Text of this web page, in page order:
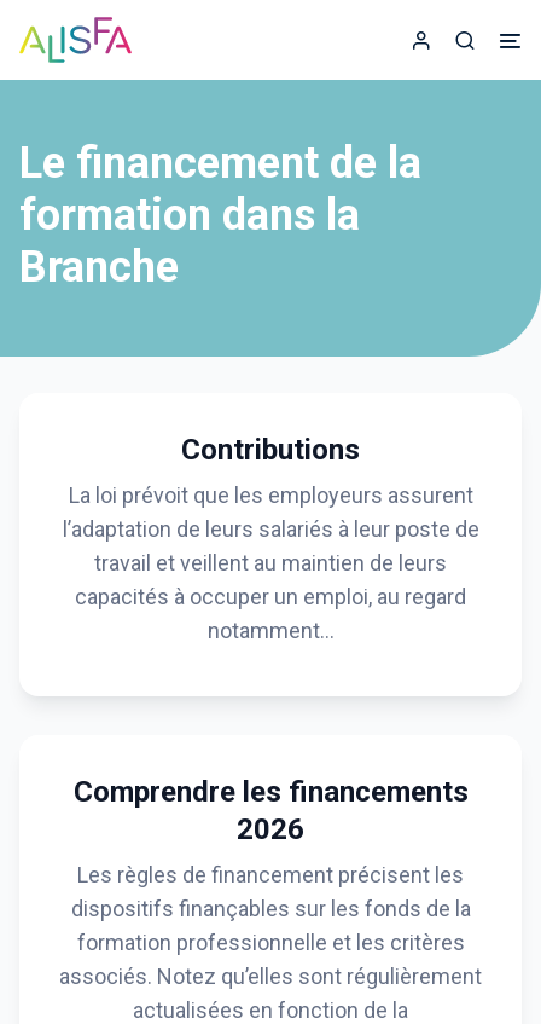
Accueil
Espace
Le financement de la
formation dans la
Branche
Contributions
La loi prévoit que les employeurs assurent
l’adaptation de leurs salariés à leur poste de
travail et veillent au maintien de leurs
capacités à occuper un emploi, au regard
notamment…
Comprendre les financements
2026
Les règles de financement précisent les
dispositifs finançables sur les fonds de la
formation professionnelle et les critères
associés. Notez qu’elles sont régulièrement
actualisées en fonction de la